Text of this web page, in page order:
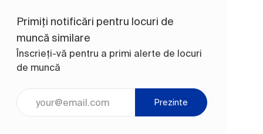
Primiți notificări pentru locuri de
muncă similare
Înscrieți-vă pentru a primi alerte de locuri
de muncă
Prezinte